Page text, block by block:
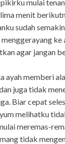
mulai
menit
sudah
ke
agar jangan
ayah memberi
juga tidak
Biar cepat
melihatku
meremas-
tidak